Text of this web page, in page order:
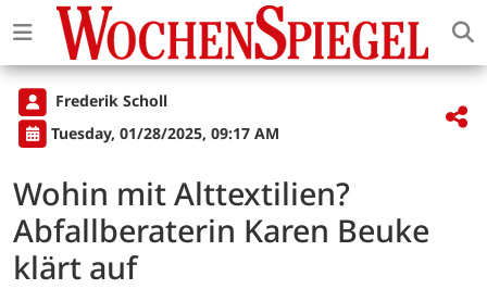
Frederik Scholl
Tuesday, 01/28/2025, 09:17 AM
Wohin mit Alttextilien?
Abfallberaterin Karen Beuke
klärt auf